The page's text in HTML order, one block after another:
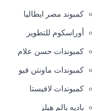
كمبوند مصر ايطاليا
أوراسكوم للتطوير
كمبوندات حسن علام
كمبوندات ماونتن فيو
كمبوندات لافيستا
باديه بالم هيلز